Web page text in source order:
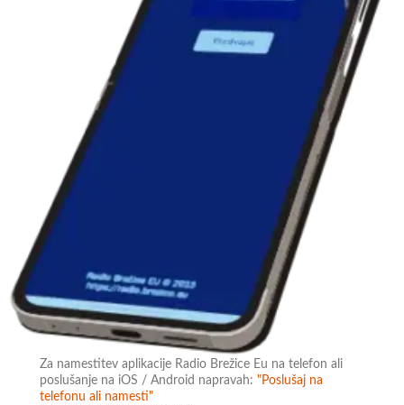
Za namestitev aplikacije Radio Brežice Eu na telefon ali
poslušanje na iOS / Android napravah:"Poslušaj na
telefonu ali namesti"